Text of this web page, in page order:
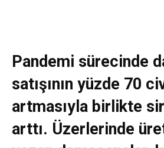
Pandemi sürecinde
satışının yüzde 70
artmasıyla birlikte
arttı. Üzerlerinde